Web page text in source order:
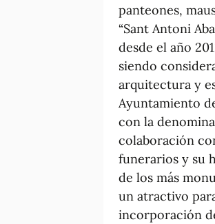
panteones,
“Sant Antoni
desde el año
siendo
arquitectura y
Ayuntamiento
con la
colaboración
funerarios y su
de los más
un atractivo
incorporación